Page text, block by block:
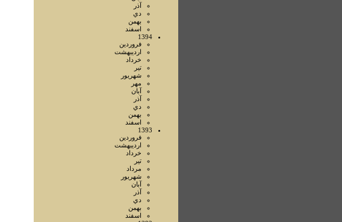
آذر
دي
بهمن
اسفند
1394
فروردين
ارديبهشت
خرداد
تير
شهريور
مهر
آبان
آذر
دي
بهمن
اسفند
1393
فروردين
ارديبهشت
خرداد
تير
مرداد
شهريور
آبان
آذر
دي
بهمن
اسفند